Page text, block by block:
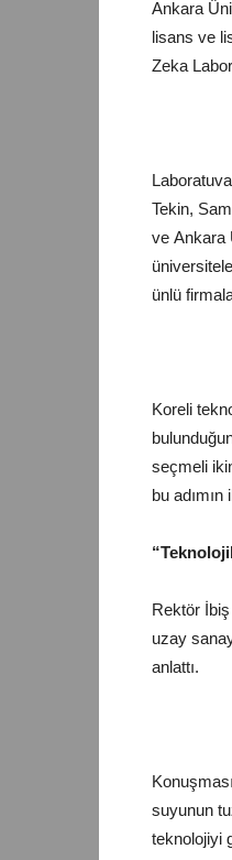
Ankara
lisans ve
Zeka
Tekin,
ve Ankara
ünlü
Koreli
seçmeli
bu
Rektör
uzay
anlattı.
suyunun
teknolojiyi